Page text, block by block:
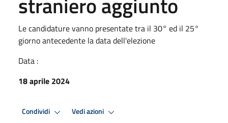
Le candidature vanno presentate tra il 30° ed il 25°
giorno antecedente la data dell'elezione
Data :
18 aprile 2024
Condividi Vedi azioni